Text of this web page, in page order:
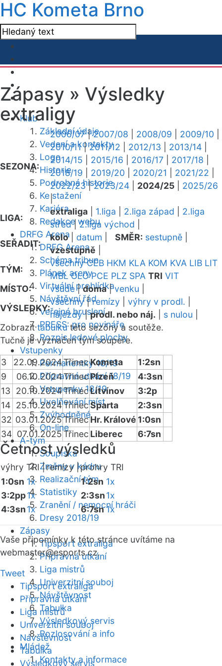
HC Kometa Brno
Klub
Základní údaje
Vedení a kontakty
Logo
Historie
Podrobná historie
Ke stažení
Kariéra
Redakce webu
DRFG Arena
DRFG Arena
Schéma tribun
Plánek areny
Virtuální prohlídka
Návštěvní řád
Veřejné bruslení
PRESS: pro novináře
Rozpis ledové plochy
Vstupenky
Permanentky 18/19
Přípravná utkání 18/19
Vstupenky 18/19
Uvolňování míst
Zvýhodněné
On-line
A-tým
Soupiska
Změny v kádru
Realizační tým
Statistiky
Zranění / nemocní hráči
Dresy 2018/19
Zápasy
Tipsport extraliga
Přípravná utkání
Liga mistrů
Univerzitní souboj
Návštěvnost
Tabulka
Výsledkový servis
Rozlosování a info
Mládež
Kontakty a informace
Zápasy » Výsledky
extraligy
SEZONA:
2006/07|2007/08 2008/09 2009/10
2010/11|2011/12 2012/13 2013/14
2014/15
2015/16 2016/17 2017/18
2018/19
2019/20 2020/21 2021/22
2022/23|2023/24 2024/25
2025/26
|
LIGA:
extraliga 1.liga 2.liga západ
2.liga
střed|2.liga východ
SEŘADIT:
kolo| datum SMĚR: sestupně
vzestupně
TÝM:
všechny CEB HKM KLA KOM KVA LIB LIT
MBL OLO PCE PLZ SPA TRI VIT
MÍSTO:
všude|doma|venku
VÝSLEDKY:
všechny|remízy výhry v prodl.
nájezdy|prodl. nebo náj. s nulou
Zobrazittabulkutéto sezóny a soutěže.
Tučně je vyznačen tým soupeře.
3 22.09.2024TřinecKometa
1:2sn
9
06.10.2024TřinecPlzeň
4:3sn
13
20.10.2024TřinecLitvínov
3:2p
14 25.10.2024TřinecSparta
2:3sn
32 03.01.2025TřinecHr. Králové 1:0sn
34 07.01.2025Třinec Liberec 6:7sn
Četnost výsledků
výhry TRI |remízy |prohry TRI
1:0sn 1x
3:2pp1x
4:3sn1x
1:2sn 1x
2:3sn1x
6:7sn 1x
Vaše připomínky k této stránce uvítáme na
webmaster@esports.cz.
Tweet
Tipsport extraliga
Přípravná utkání
Liga mistrů
Univerzitní souboj
Návštěvnost
Tabulka
Výsledkový servis